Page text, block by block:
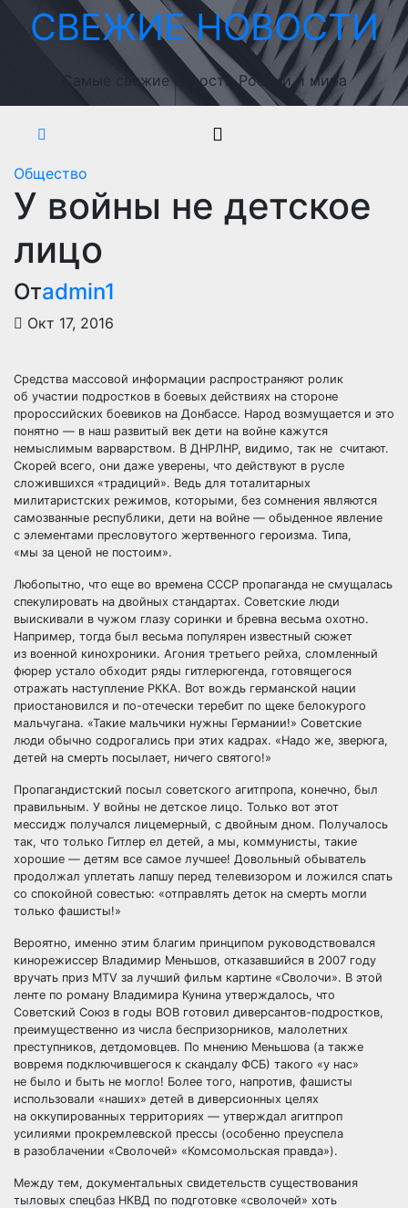
ПерейтиСВЕЖИЕ НОВОСТИ
Самые свежие новости России и мира
Общество
У войны не детское
лицо
Отadmin1
Окт 17, 2016
Средства массовой информации распространяют ролик
об участии подростков в боевых действиях на стороне
пророссийских боевиков на Донбассе. Народ возмущается и это
понятно — в наш развитый век дети на войне кажутся
немыслимым варварством. В ДНРЛНР, видимо, так не считают.
Скорей всего, они даже уверены, что действуют в русле
сложившихся «традиций». Ведь для тоталитарных
милитаристских режимов, которыми, без сомнения являются
самозванные республики, дети на войне — обыденное явление
с элементами пресловутого жертвенного героизма. Типа,
«мы за ценой не постоим».
Любопытно, что еще во времена СССР пропаганда не смущалась
спекулировать на двойных стандартах. Советские люди
выискивали в чужом глазу соринки и бревна весьма охотно.
Например, тогда был весьма популярен известный сюжет
из военной кинохроники. Агония третьего рейха, сломленный
фюрер устало обходит ряды гитлерюгенда, готовящегося
отражать наступление РККА. Вот вождь германской нации
приостановился и по-отечески теребит по щеке белокурого
мальчугана. «Такие мальчики нужны Германии!» Советские
люди обычно содрогались при этих кадрах. «Надо же, зверюга,
детей на смерть посылает, ничего святого!»
Пропагандистский посыл советского агитпропа, конечно, был
правильным. У войны не детское лицо. Только вот этот
мессидж получался лицемерный, с двойным дном. Получалось
так, что только Гитлер ел детей, а мы, коммунисты, такие
хорошие — детям все самое лучшее! Довольный обыватель
продолжал уплетать лапшу перед телевизором и ложился спать
со спокойной совестью: «отправлять деток на смерть могли
только фашисты!»
Вероятно, именно этим благим принципом руководствовался
кинорежиссер Владимир Меньшов, отказавшийся в 2007 году
вручать приз MTV за лучший фильм картине «Сволочи». В этой
ленте по роману Владимира Кунина утверждалось, что
Советский Союз в годы ВОВ готовил диверсантов-подростков,
преимущественно из числа беспризорников, малолетних
преступников, детдомовцев. По мнению Меньшова (а также
вовремя подключившегося к скандалу ФСБ) такого «у нас»
не было и быть не могло! Более того, напротив, фашисты
использовали «наших» детей в диверсионных целях
на оккупированных территориях — утверждал агитпроп
усилиями прокремлевской прессы (особенно преуспела
в разоблачении «Сволочей» «Комсомольская правда»).
Между тем, документальных свидетельств существования
тыловых спецбаз НКВД по подготовке «сволочей» хоть